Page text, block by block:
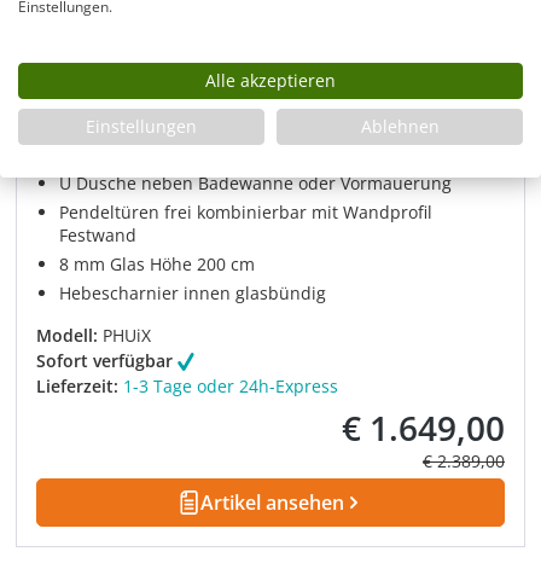
Duschkabine U Form neben Badewanne mit
2 Pendeltüren & Festwand teilgerahmt,
Sondermaße groß
U Dusche neben Badewanne oder Vormauerung
Pendeltüren frei kombinierbar mit Wandprofil
Festwand
8 mm Glas Höhe 200 cm
Hebescharnier innen glasbündig
Modell: PHUiX
Sofort verfügbar
Lieferzeit: 1-3 Tage oder 24h-Express
Verkaufspreis:
€ 1.649,00
Regulärer
€ 2.389,00
Artikel ansehen
Einstellungen.
Alle akzeptieren
Einstellungen
Ablehnen